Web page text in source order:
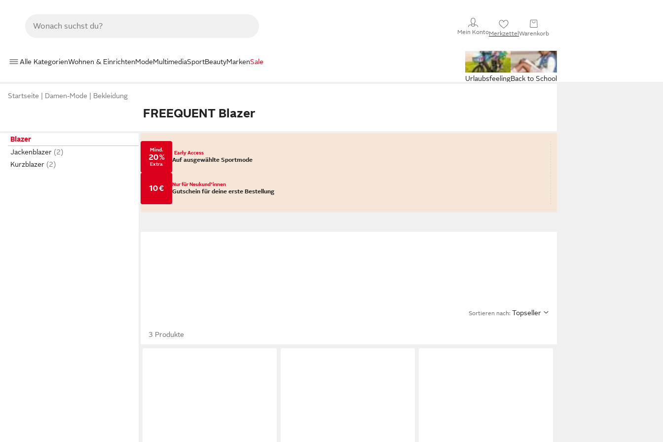
Mein KontoMerkzettelWarenkorb
Alle KategorienWohnen & EinrichtenModeMultimediaSportBeautyMarkenSale
Back to School
Urlaubsfeeling
Startseite Damen-Mode Bekleidung
FREEQUENT Blazer
Blazer
Jackenblazer
Kurzblazer
Mind.
20 %
Extra
Early Access
Auf ausgewählte Sportmode
10 € Nur für Neukund*innen
Gutschein für deine erste Bestellung
Sortieren nach: Topseller
3 Produkte